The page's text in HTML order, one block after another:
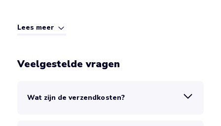
Lees meer
Veelgestelde vragen
Wat zijn de verzendkosten?